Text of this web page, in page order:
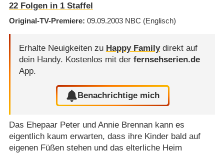
22Folgen in 1Staffel
Original-TV-Premiere 09.09.2003 NBC (Englisch)
Erhalte Neuigkeiten zu Happy Familydirekt auf
dein Handy. Kostenlos mit der fernsehserien.de
App.
Benachrichtige mich
Das Ehepaar Peter und Annie Brennan kann es
eigentlich kaum erwarten, dass ihre Kinder bald auf
eigenen Füßen stehen und das elterliche Heim